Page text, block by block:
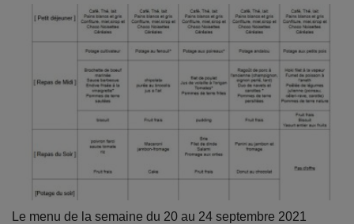
Le menu de la semaine du 20 au 24 septembre 2021